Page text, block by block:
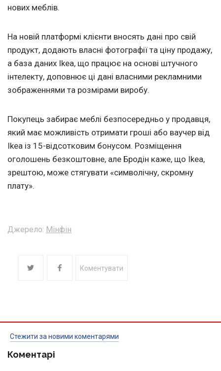
нових меблів.
На новій платформі клієнти вносять дані про свій
продукт, додають власні фотографії та ціну продажу,
а база даних Ikea, що працює на основі штучного
інтелекту, доповнює ці дані власними рекламними
зображеннями та розмірами виробу.
Покупець забирає меблі безпосередньо у продавця,
який має можливість отримати гроші або ваучер від
Ikea із 15-відсотковим бонусом. Розміщення
оголошень безкоштовне, але Бродін каже, що Ikea,
зрештою, може стягувати «символічну, скромну
плату».
Джерело: Мінфін
Коментувати
Стежити за новими коментарями
Коментарі